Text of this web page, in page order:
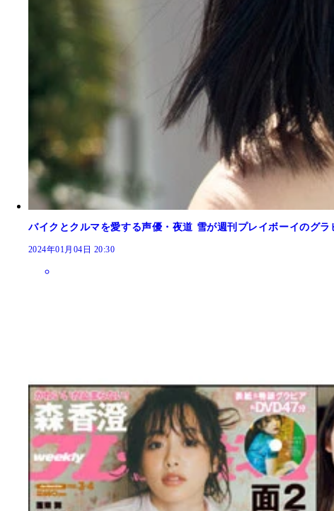
バイクとクルマを愛する声優・夜道 雪が週刊プレイボーイのグラ
2024年01月04日 20:30